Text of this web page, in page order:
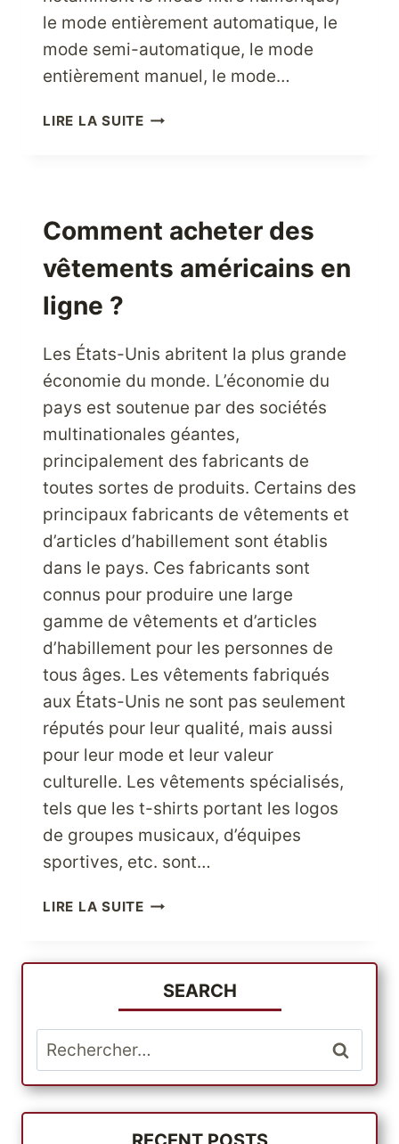
le mode entièrement automatique, le
mode semi-automatique, le mode
entièrement manuel, le mode…
LIRE LA SUITEPOURQUOI
EST-
IL
UN
LES
PHOTOGRAPHES
?
Comment acheter des
vêtements américains en
ligne ?
Les États-Unis abritent la plus grande
économie du monde. L’économie du
pays est soutenue par des sociétés
multinationales géantes,
principalement des fabricants de
toutes sortes de produits. Certains des
principaux fabricants de vêtements et
d’articles d’habillement sont établis
dans le pays. Ces fabricants sont
connus pour produire une large
gamme de vêtements et d’articles
d’habillement pour les personnes de
tous âges. Les vêtements fabriqués
aux États-Unis ne sont pas seulement
réputés pour leur qualité, mais aussi
pour leur mode et leur valeur
culturelle. Les vêtements spécialisés,
tels que les t-shirts portant les logos
de groupes musicaux, d’équipes
sportives, etc. sont…
LIRE LA SUITECOMMENT
VÊTEMENTS
AMÉRICAINS
EN
LIGNE
?
SEARCH
Rechercher :